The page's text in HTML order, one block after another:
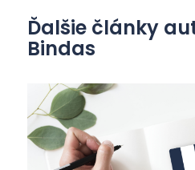
Ďalšie články
Bindas